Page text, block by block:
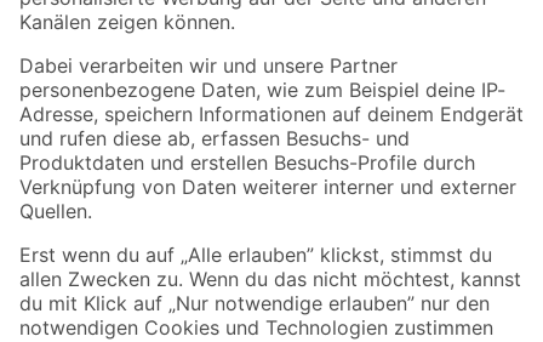
Folge uns
Zahlungsarten Versandarten
Sicher einkaufen
Jetzt die toom-App herunterladen